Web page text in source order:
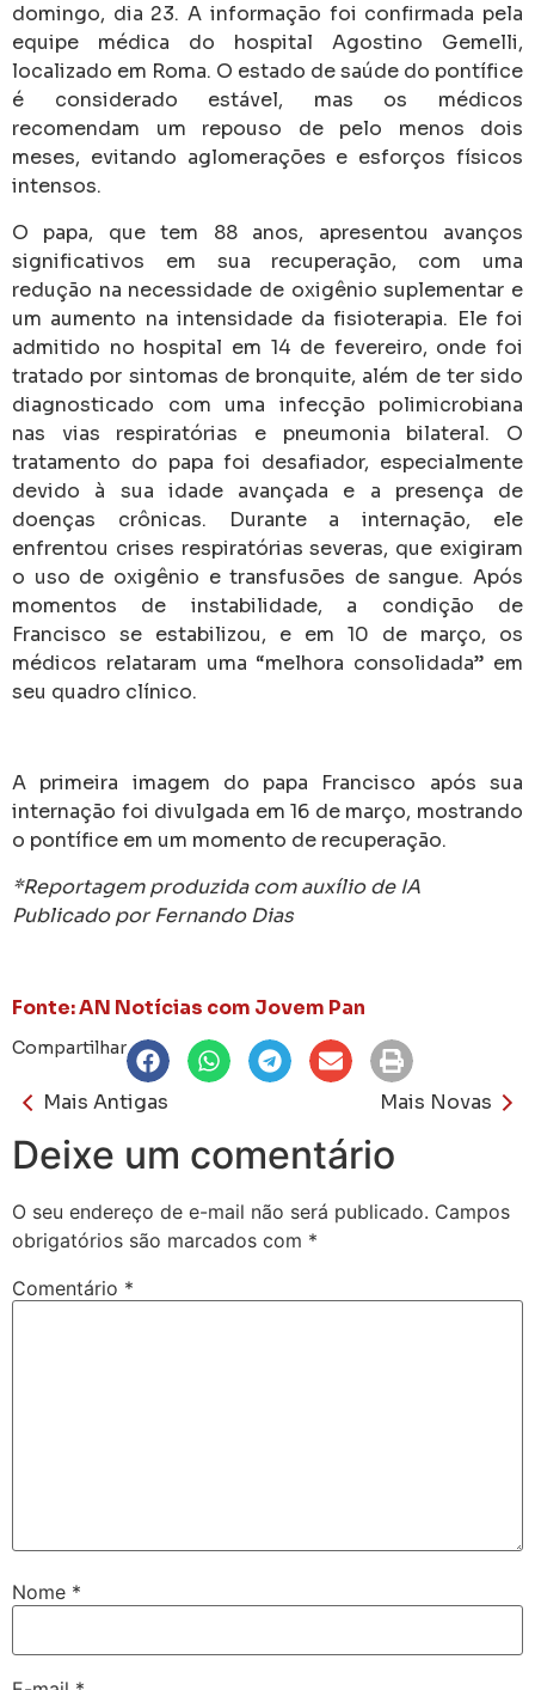
domingo, dia 23. A informação foi confirmada pela
equipe médica do hospital Agostino Gemelli,
localizado em Roma. O estado de saúde do pontífice
é considerado estável, mas os médicos
recomendam um repouso de pelo menos dois
meses, evitando aglomerações e esforços físicos
intensos.
O papa, que tem 88 anos, apresentou avanços
significativos em sua recuperação, com uma
redução na necessidade de oxigênio suplementar e
um aumento na intensidade da fisioterapia. Ele foi
admitido no hospital em 14 de fevereiro, onde foi
tratado por sintomas de bronquite, além de ter sido
diagnosticado com uma infecção polimicrobiana
nas vias respiratórias e pneumonia bilateral. O
tratamento do papa foi desafiador, especialmente
devido à sua idade avançada e a presença de
doenças crônicas. Durante a internação, ele
enfrentou crises respiratórias severas, que exigiram
o uso de oxigênio e transfusões de sangue. Após
momentos de instabilidade, a condição de
Francisco se estabilizou, e em 10 de março, os
médicos relataram uma “melhora consolidada” em
seu quadro clínico.
A primeira imagem do papa Francisco após sua
internação foi divulgada em 16 de março, mostrando
o pontífice em um momento de recuperação.
*Reportagem produzida com auxílio de IA
Publicado por Fernando Dias
Fonte: AN Notícias com Jovem Pan
Compartilhar
Mais Antigas Mais Novas
Deixe um comentário
O seu endereço de e-mail não será publicado. Campos
obrigatórios são marcados com *
Comentário *
Nome *